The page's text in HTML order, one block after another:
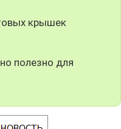
крышек
полезно для